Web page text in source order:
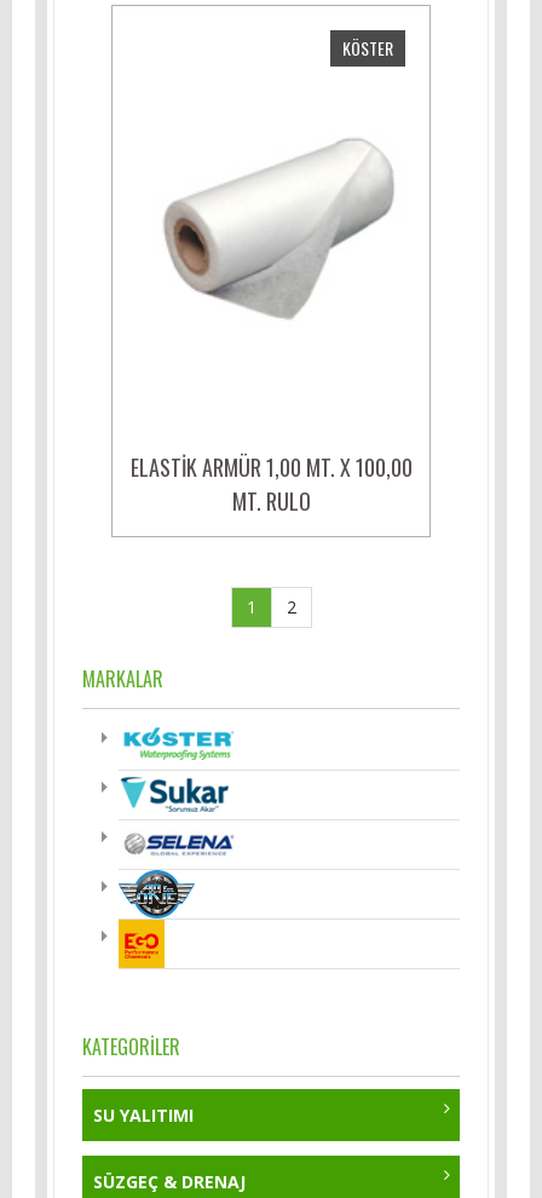
ELASTIK ARMÜR 1,00 MT. X 100,00
MT. RULO
KÖSTER
1 2
MARKALAR
KATEGORİLER
SU YALITIMI
Çimento Esaslı Su Yalıtımı
SÜZGEÇ & DRENAJ